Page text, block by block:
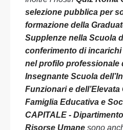
selezione pubblica per
formazione della
Supplenze nella Scuola
conferimento di
nel profilo professionale
Insegnante Scuola
Funzionari e
Famiglia Educativa e
CAPITALE -
Risorse Umane sono